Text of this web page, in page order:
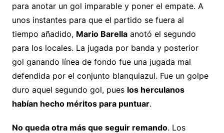
para anotar un gol imparable y poner el empate. A
unos instantes para que el partido se fuera al
tiempo añadido, Mario Barellaanotó el segundo
para los locales. La jugada por banda y posterior
gol ganando línea de fondo fue una jugada mal
defendida por el conjunto blanquiazul. Fue un golpe
duro aquel segundo gol, pues los herculanos
habían hecho méritos para puntuar.
No queda otra más que seguir remando. Los